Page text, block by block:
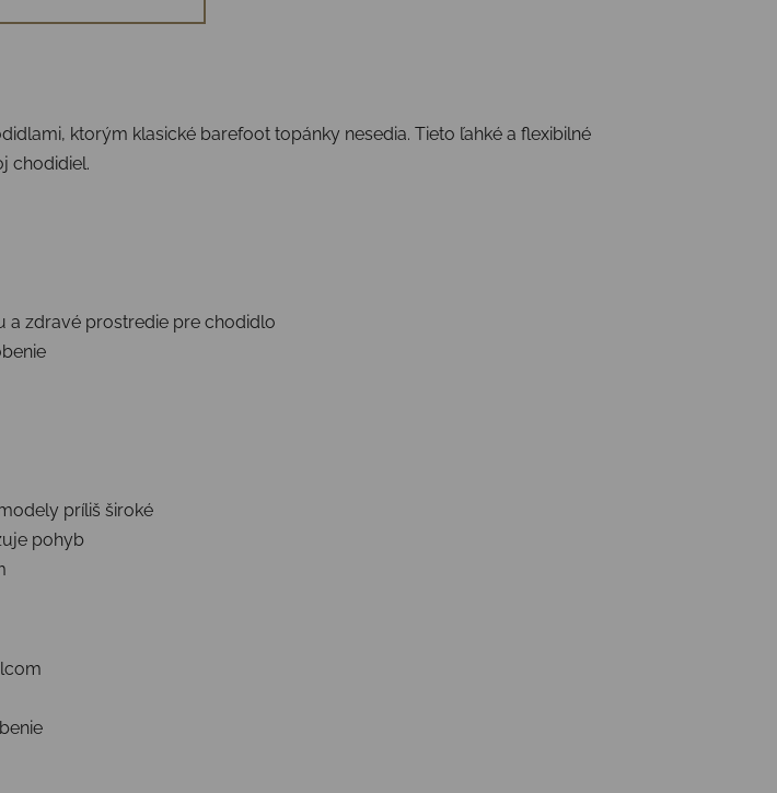
ktorým klasické barefoot topánky nesedia. Tieto ľahké a flexibilné
chodidiel.
a zdravé prostredie pre chodidlo
príliš široké
pohyb